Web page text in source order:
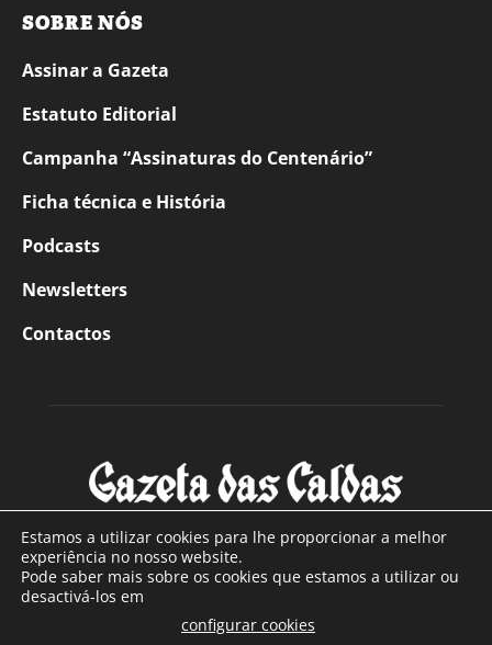
SOBRE NÓS
Assinar a Gazeta
Estatuto Editorial
Campanha “Assinaturas do Centenário”
Ficha técnica e História
Podcasts
Newsletters
Contactos
SOBRE NÓS
Com sede nas Caldas da Rainha e mais de 90 anos de
Estamos a utilizar cookies para lhe proporcionar a melhor
experiência no nosso website.
Pode saber mais sobre os cookies que estamos a utilizar ou
desactivá-los em
configurar cookies